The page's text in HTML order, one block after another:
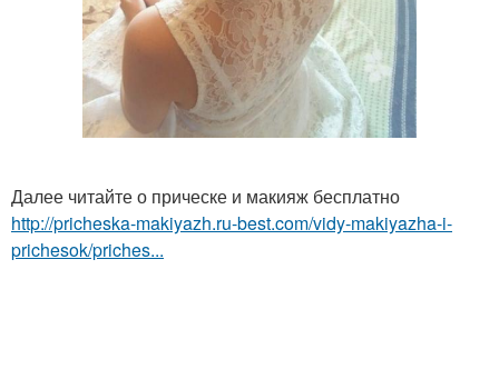
Далее читайте о прическе и макияж бесплатно
http://pricheska-makiyazh.ru-best.com/vidy-makiyazha-i-
prichesok/priches...